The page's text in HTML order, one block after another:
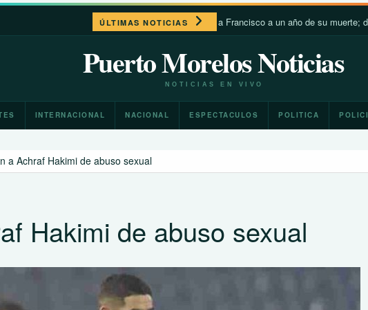
ÚLTIMAS NOTICIAS
León XIV recuerda a Francisco a un año de su muerte; destaca
Puerto Morelos Noticias
NOTICIAS EN VIVO
INTERNACIONAL NACIONAL ESPECTACULOS POLITICA
a Achraf Hakimi de abuso sexual
Hakimi de abuso sexual